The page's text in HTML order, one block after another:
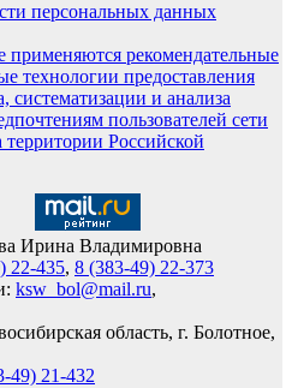
персональных данных
рекомендательные
технологии предоставления
систематизации и анализа
пользователей сети
Российской
Ирина Владимировна
22-435, 8 (383-49) 22-373
ksw_bol@mail.ru,
область, г. Болотное,
49) 21-432